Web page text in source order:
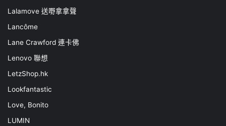
Lalamove 送嘢拿拿聲
Lancôme
Lane Crawford 連卡佛
Lenovo 聯想
LetzShop.hk
Lookfantastic
Love, Bonito
LUMIN